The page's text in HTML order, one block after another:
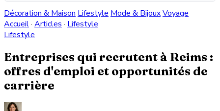
Décoration & Maison Lifestyle Mode & BijouxVoyage
Accueil· Articles · Lifestyle
Lifestyle
Entreprises qui recrutent à Reims :
offres d'emploi et opportunités de
carrière